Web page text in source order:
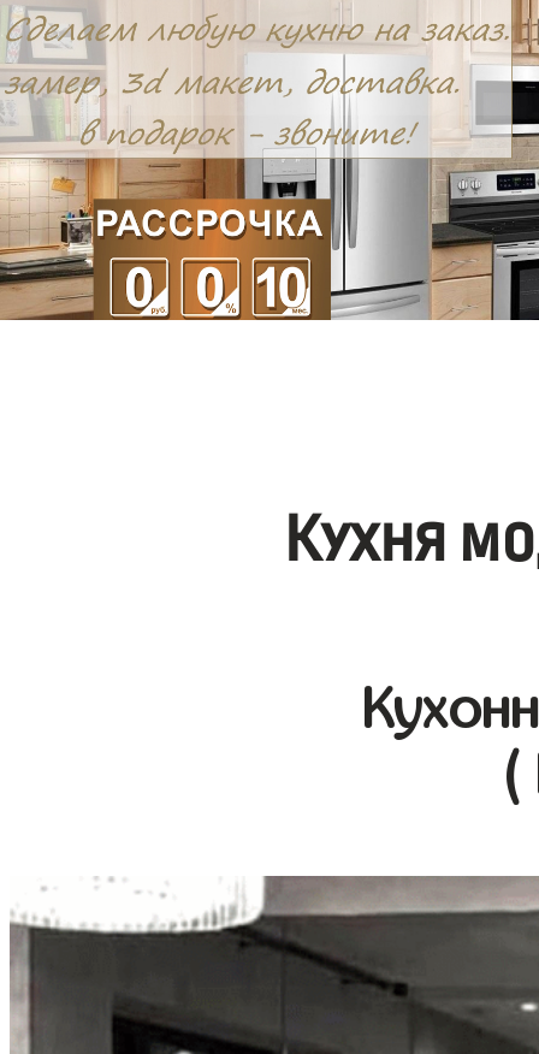
Кухня
(